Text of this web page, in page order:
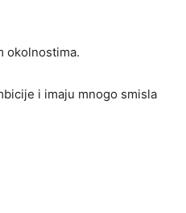
okolnostima.
i imaju mnogo smisla